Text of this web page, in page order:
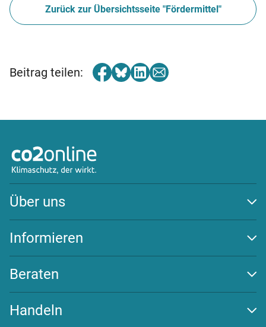
Zurück zur Übersichtsseite "Fördermittel"
Beitrag teilen:
Über uns
Auszeichnungen
Team
Transparenz
Wirksamkeit
Informieren
Klima schützen
Energiewende
Newsletter
Beraten
Beratungs-Tools
Challenges
FAQ
Handeln